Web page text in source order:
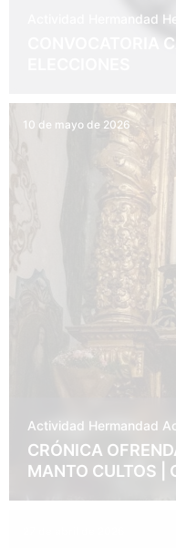
Actividad Hermandad
CONVOCATORIA
10 de mayo de 2026
Actividad Hermandad
CRÓNICA
MANTO CULTOS |